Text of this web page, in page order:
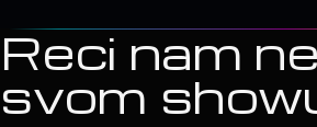
Reci nam
svom